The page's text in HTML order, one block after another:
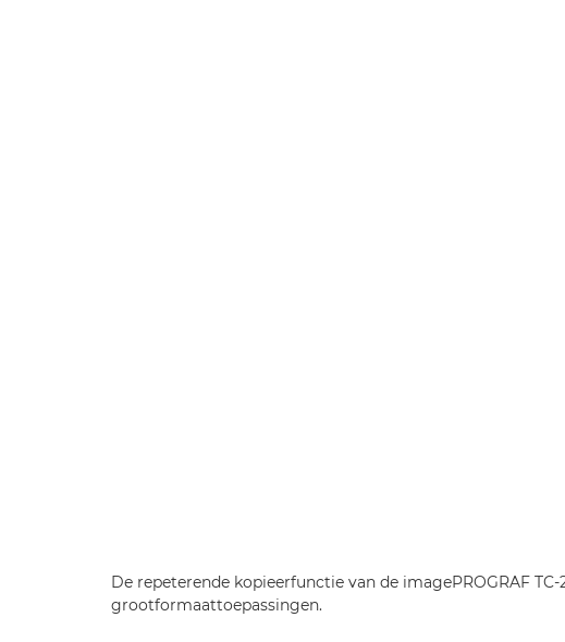
De repeterende kopieerfunctie van de imagePROGRAF
grootformaattoepassingen.